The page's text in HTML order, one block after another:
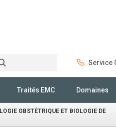
Service
Traités EMC Domaines
OBSTÉTRIQUE ET BIOLOGIE DE